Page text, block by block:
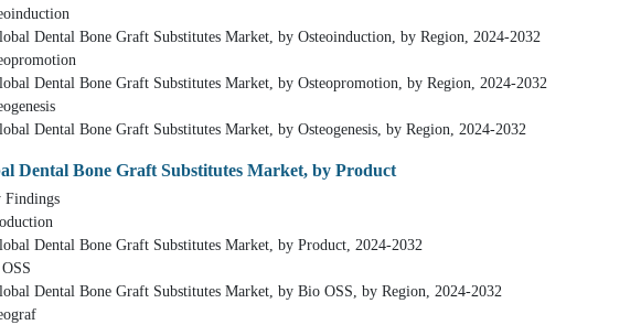
Dental Bone Graft Substitutes Market, by Osteoinduction, by Region, 2024-2032
Dental Bone Graft Substitutes Market, by Osteopromotion, by Region, 2024-2032
Dental Bone Graft Substitutes Market, by Osteogenesis, by Region, 2024-2032
Dental Bone Graft Substitutes Market, by Product
Dental Bone Graft Substitutes Market, by Product, 2024-2032
Dental Bone Graft Substitutes Market, by Bio OSS, by Region, 2024-2032